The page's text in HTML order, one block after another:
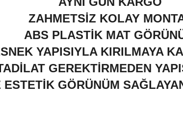
ZAHMETSİZ KOLAY
ABS PLASTİK MAT
YAPISIYLA KIRILMAYA
GEREKTİRMEDEN
GÖRÜNÜM